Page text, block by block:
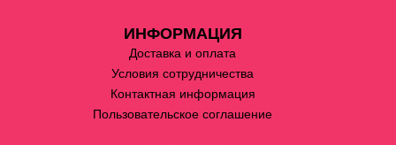
ИНФОРМАЦИЯ
Доставка и оплата
Условия сотрудничества
Контактная информация
Пользовательское соглашение